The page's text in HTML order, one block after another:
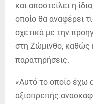
και αποστείλει η
οποίο θα αναφέρει
σχετικά με την
στη Ζώμινθο, καθώς
παρατηρήσεις.
«Αυτό το οποίο έχω
αξιοπρεπής